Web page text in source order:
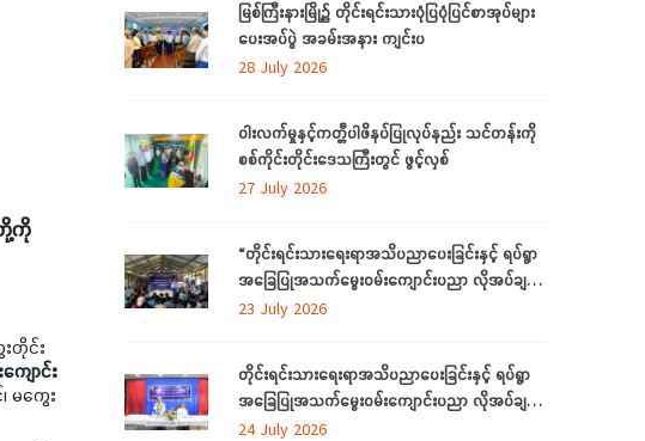
တို့ကို
းတိုင်း
ျောင်း
မကွေး
မြစ်ကြီးနားမြို့၌ တိုင်းရင်းသားပုံပြပုံပြင်စာအုပ်များ
ပေးအပ်ပွဲ အခမ်းအနား ကျင်းပ
28 July 2026
ဝါးလက်မှုနှင့်ကတ္တီပါဖိနပ်ပြုလုပ်နည်း သင်တန်းကို
စစ်ကိုင်းတိုင်းဒေသကြီးတွင် ဖွင့်လှစ်
27 July 2026
“တိုင်းရင်းသားရေးရာအသိပညာပေးခြင်းနှင့် ရပ်ရွာ
အခြေပြုအသက်မွေးဝမ်းကျောင်းပညာ လိုအပ်ချက်
တို့ကို ဆန်းစစ်စီမံခြင်း အစီအစဉ်”ကို စစ်ကိုင်းတိုင်း
23 July 2026
တိုင်းရင်းသားရေးရာအသိပညာပေးခြင်းနှင့် ရပ်ရွာ
အခြေပြုအသက်မွေးဝမ်းကျောင်းပညာ လိုအပ်ချက်
တို့ကို ဆန်းစစ်စီမံခြင်းအစီအစဉ်ကို ဧရာဝတီတိုင်း
24 July 2026